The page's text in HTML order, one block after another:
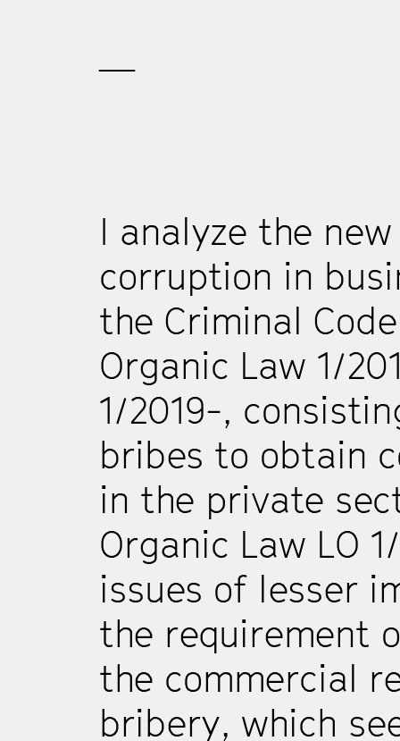
—
I analyze the
corruption in
the Criminal
Organic Law 1/
1/2019-,
bribes to obtain
in the private
Organic Law LO
issues of lesser
the requirement
the commercial
bribery, which